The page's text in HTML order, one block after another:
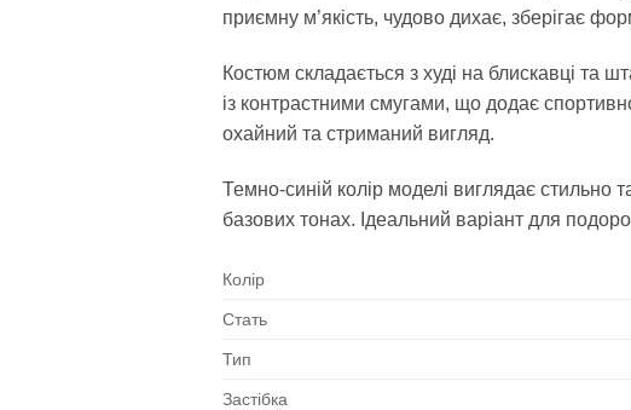
приємну м’якість, чудово дихає, зберігає
Костюм складається з худі на блискавці та
із контрастними смугами, що додає
охайний та стриманий вигляд.
Темно-синій колір моделі виглядає
базових тонах. Ідеальний варіант для
Колір
Стать
Тип
Застібка